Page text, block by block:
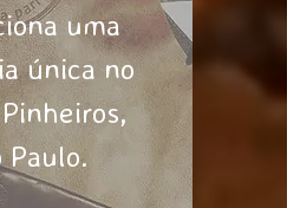
uma
única no
Paulo.